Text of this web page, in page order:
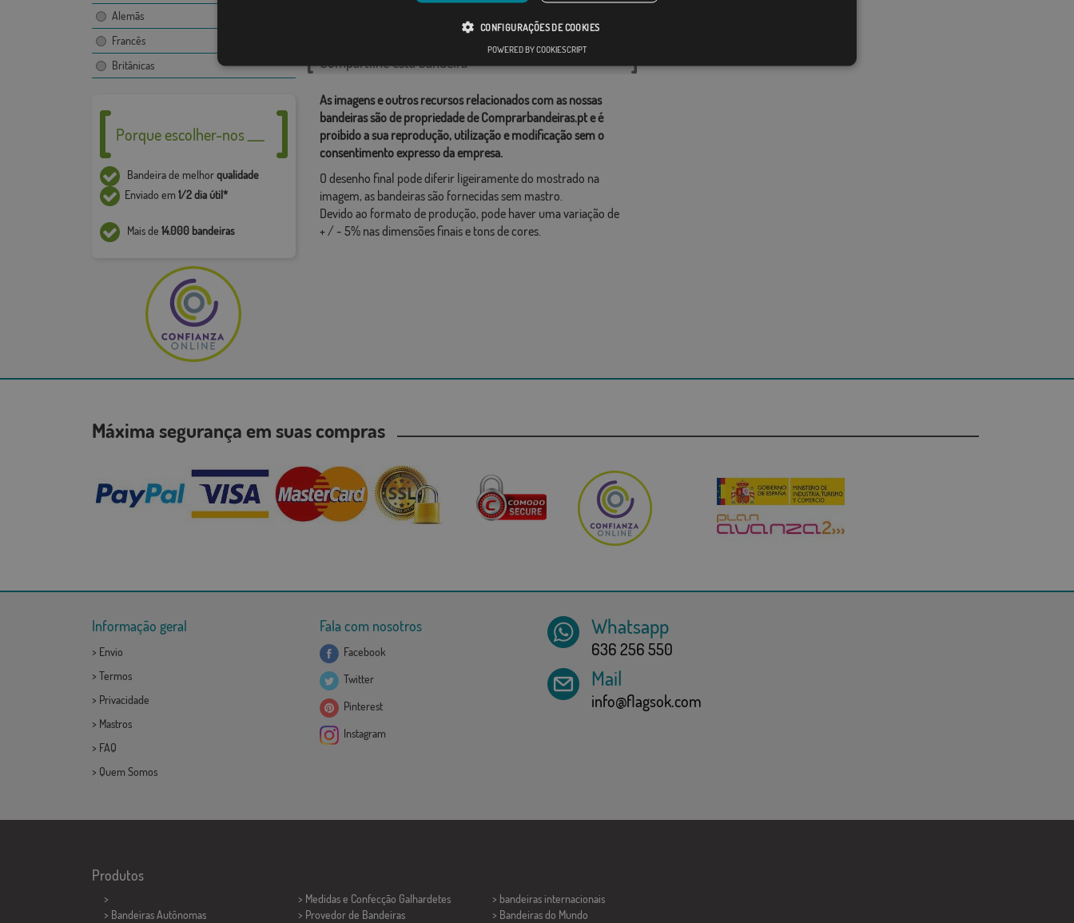
Alemãs
Francês
Britânicas
Porque escolher-nos ___
Bandeira de melhorqualidade
Enviado em1/2 dia útil*
Mais de 14.000 bandeiras
Categorias relacionadas:
Compartilhe esta bandeira
As imagens e outros recursos relacionados com as nossas
bandeiras são de propriedade de Comprarbandeiras.pt e é
proibido a sua reprodução, utilização e modificação sem o
consentimento expresso da empresa.
O desenho final pode diferir ligeiramente do mostrado na
imagem, as bandeiras são fornecidas sem mastro.
Devido ao formato de produção, pode haver uma variação de
+ / - 5% nas dimensões finais e tons de cores.
Máxima segurança em suas compras
Informação geral
> Envio
> Termos
> Privacidade
> Mastros
> FAQ
> Quem Somos
Fala com nosotros
Facebook
Twitter
Pinterest
Instagram
Whatsapp
636 256 550
Mail
info@flagsok.com
Produtos
>
> Bandeiras Autônomas
> Medidas e Confecção Galhardetes
> Provedor de Bandeiras
> bandeiras internacionais
> Bandeiras do Mundo
CONFIGURAÇÕES DE COOKIES
POWERED BY COOKIESCRIPT